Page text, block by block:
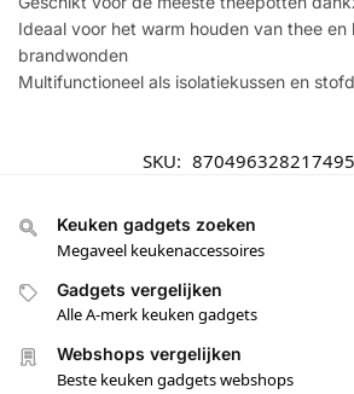
Ideaal voor het warm houden van thee
brandwonden
Multifunctioneel als isolatiekussen en
SKU:
Keuken gadgets zoeken
Megaveel keukenaccessoires
Gadgets vergelijken
Alle A-merk keuken gadgets
Webshops vergelijken
Beste keuken gadgets webshops